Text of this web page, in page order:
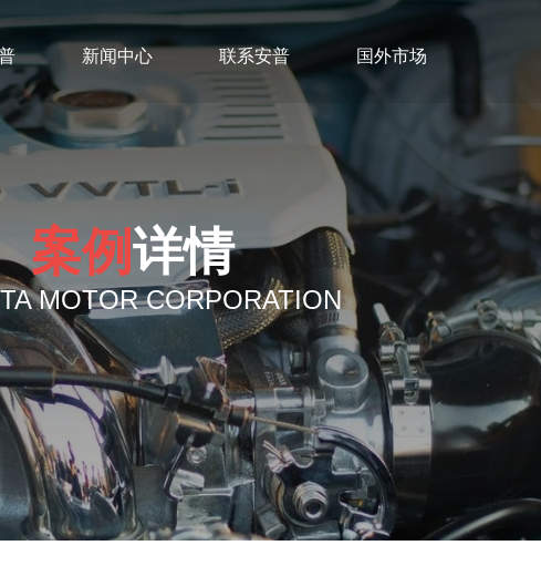
新闻中心 联系安普 国外市场
案例详情
MOTOR CORPORATION